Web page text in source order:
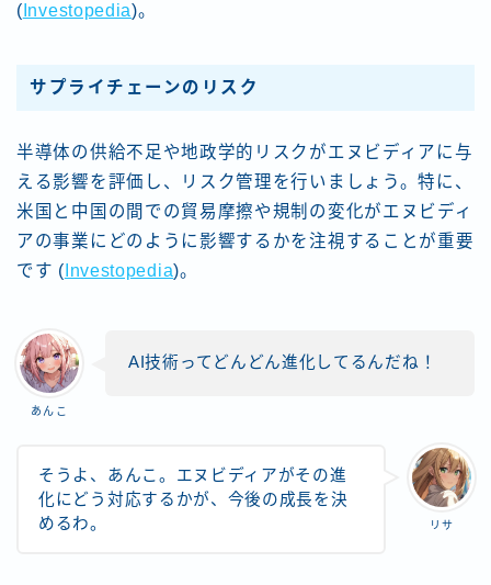
( Investopedia)​。
サプライチェーンのリスク
半導体の供給不足や地政学的リスクがエヌビディアに与
える影響を評価し、リスク管理を行いましょう。特に、
米国と中国の間での貿易摩擦や規制の変化がエヌビディ
アの事業にどのように影響するかを注視することが重要
です​ ( Investopedia)​。
あんこ
AI技術ってどんどん進化してるんだね！
リサ
そうよ、あんこ。エヌビディアがその進
化にどう対応するかが、今後の成長を決
めるわ。